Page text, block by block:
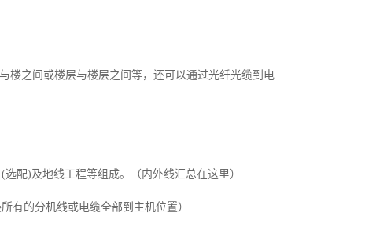
楼之间或楼层与楼层之间等，还可以通过光纤光缆到电
配)及地线工程等组成。（内外线汇总在这里）
的分机线或电缆全部到主机位置）